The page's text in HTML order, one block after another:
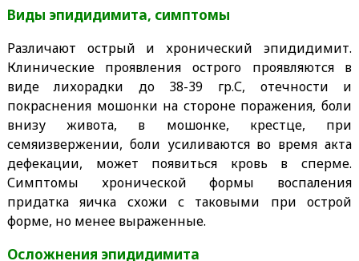
Виды эпидидимита, симптомы
Различают острый и хронический эпидидимит.
Клинические проявления острого проявляются в
виде лихорадки до 38-39 гр.С, отечности и
покраснения мошонки на стороне поражения, боли
внизу живота, в мошонке, крестце, при
семяизвержении, боли усиливаются во время акта
дефекации, может появиться кровь в сперме.
Симптомы хронической формы воспаления
придатка яичка схожи с таковыми при острой
форме, но менее выраженные.
Осложнения эпидидимита